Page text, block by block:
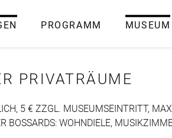
PROGRAMM MUSEUM
PRIVATRÄUME
5 € ZZGL. MUSEUMSEINTRITT,
BOSSARDS: WOHNDIELE,